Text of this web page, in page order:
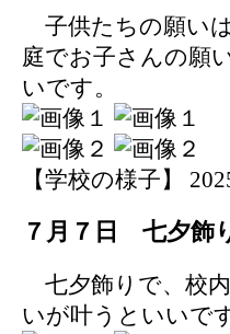
子供たちの願い
庭でお子さんの願
いです。
【学校の様子】
７月７日 七夕飾
七夕飾りで、校
いが叶うといいで